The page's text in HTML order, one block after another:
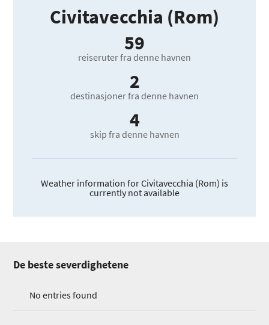
Civitavecchia (Rom)
59
reiseruter fra denne havnen
2
destinasjoner fra denne havnen
4
skip fra denne havnen
Weather information for Civitavecchia (Rom) is
currently not available
De beste severdighetene
No entries found